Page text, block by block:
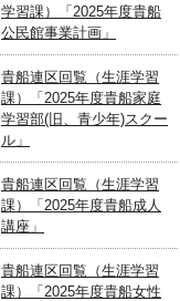
学習課）「2025年度貴船
公民館事業計画」
貴船連区回覧（生涯学習
課）「2025年度貴船家庭
学習部(旧、青少年)スクー
ル」
貴船連区回覧（生涯学習
課）「2025年度貴船成人
講座」
貴船連区回覧（生涯学習
課）「2025年度貴船女性